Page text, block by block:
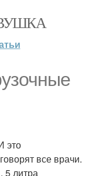
это
все врачи.
5 литра